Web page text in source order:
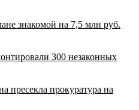
знакомой на 7,5 млн руб.
300 незаконных
пресекла прокуратура на